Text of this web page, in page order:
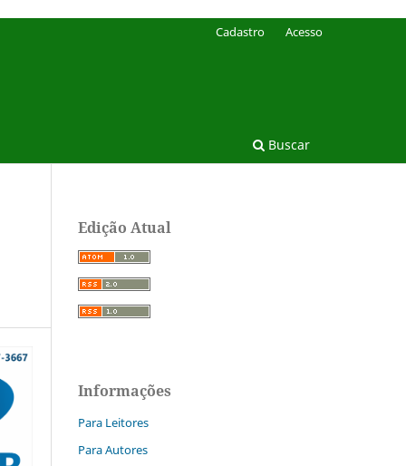
Buscar
Cadastro Acesso
Edição Atual
Informações
Para Leitores
Para Autores